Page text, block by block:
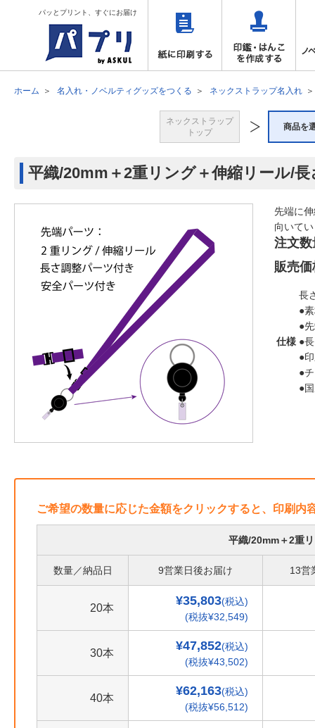
パッとプリント、すぐにお届け
ホーム 名入れ・ノベルティグッズをつくる ネックストラップ名入れ
ネックストラップ
トップ
商品を
平織/20mm＋2重リング＋伸縮リール/
先端に
向いて
注文数
販売価
仕様
長
●
●
●
●
●
●
ご希望の数量に応じた金額をクリックすると、印刷内
平織/20mm＋2重
数量／納品日 9営業日後お届け 13営
20本
¥35,803(税込)
(税抜¥32,549)
30本
¥47,852(税込)
(税抜¥43,502)
40本
¥62,163(税込)
(税抜¥56,512)